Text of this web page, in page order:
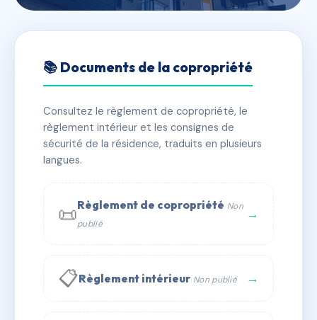
3 RUE DU GRENIER A SEL ET
53 RUE DU DOCTEUR PRIVEY
📍 3 r du grenier a sel 71700 Tournus
✓ Immatriculée 🏠 17 lots 🏗 2 bâtiment(s)
📞 Contacter Syndic Digital 💬 WhatsApp
✉ Email
📚 Documents de la copropriété
Consultez le règlement de copropriété, le
règlement intérieur et les consignes de
sécurité de la résidence, traduits en plusieurs
langues.
📜Règlement de copropriété Non
publié
→
📋Règlement intérieur Non publié →